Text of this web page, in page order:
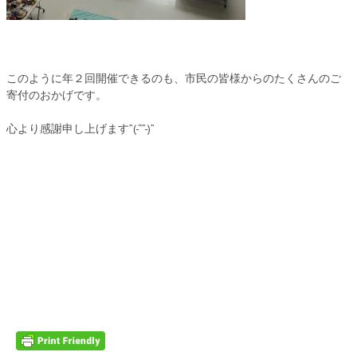
このように年２回開催できるのも、市民の皆様からのたくさんのご
寄付のおかげです。
心より感謝申し上げます”(-“”-)”